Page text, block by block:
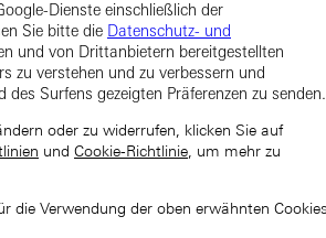
Dienste einschließlich der
Sie bitte die Datenschutz- und
und von Drittanbietern bereitgestellten
zu verstehen und zu verbessern und
Surfens gezeigten Präferenzen zu senden.
oder zu widerrufen, klicken Sie auf
und Cookie-Richtlinie, um mehr zu
die Verwendung der oben erwähnten Cookies